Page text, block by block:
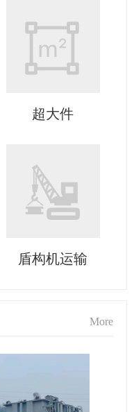
超大件
盾构机运输
More